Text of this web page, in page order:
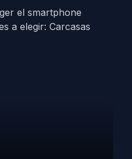
el smartphone
a elegir: Carcasas